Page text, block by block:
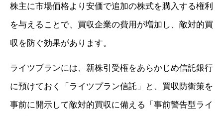
株主に市場価格より安価で追加の株式を購入する権利
を与えることで、買収企業の費用が増加し、敵対的買
収を防ぐ効果があります。
ライツプランには、新株引受権をあらかじめ信託銀行
に預けておく「ライツプラン信託」と、買収防衛策を
事前に開示して敵対的買収に備える「事前警告型ライ